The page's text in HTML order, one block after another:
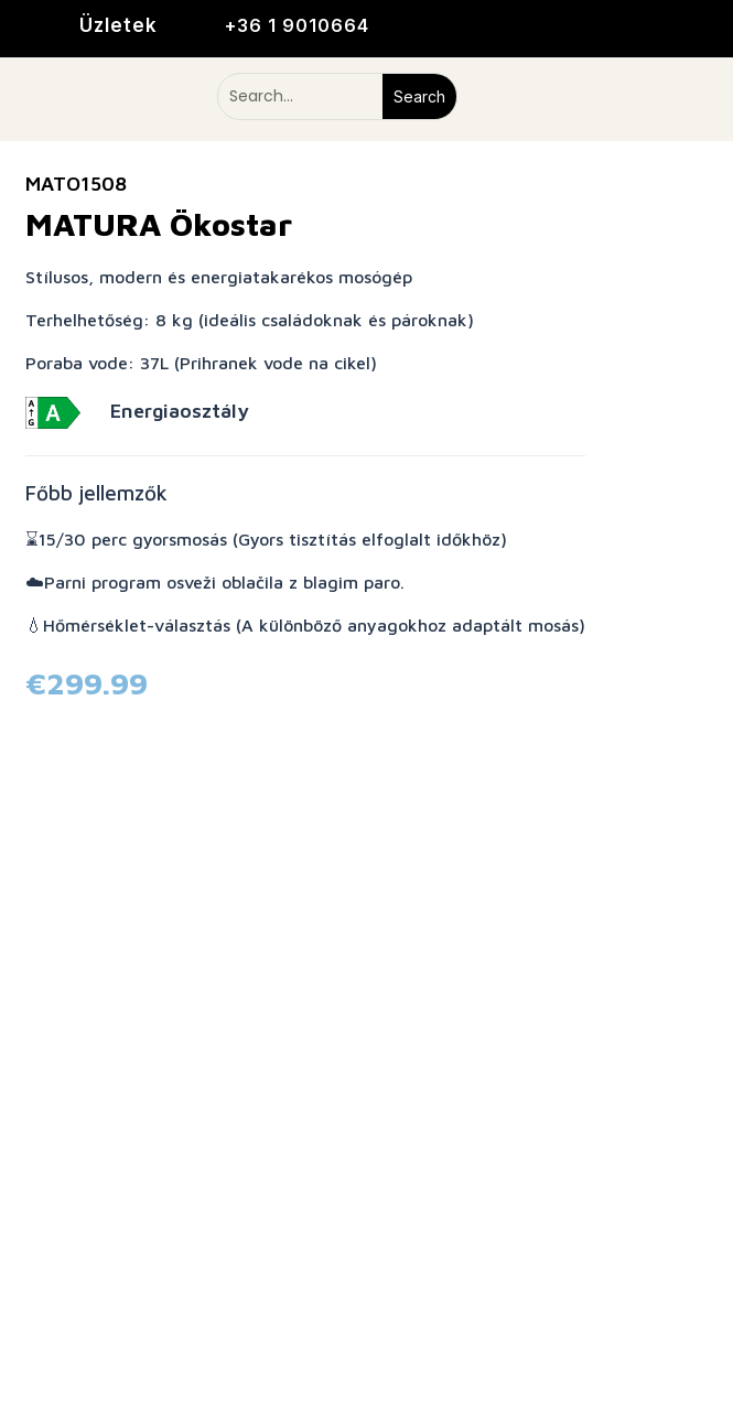
Üzletek +36 1 9010664
MATO1508
MATURA Ökostar
Stílusos, modern és energiatakarékos mosógép
Terhelhetőség: 8 kg (ideális családoknak és pároknak)
Poraba vode: 37L (Prihranek vode na cikel)
Energiaosztály
Főbb jellemzők
⌛15/30 perc gyorsmosás (Gyors tisztítás elfoglalt időkhöz)
☁️Parni program osveži oblačila z blagim paro.
💧Hőmérséklet-választás (A különböző anyagokhoz adaptált mosás)
€299.99